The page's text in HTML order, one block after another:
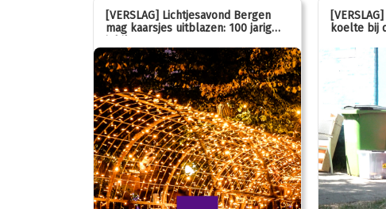
[VERSLAG] Lichtjesavond Bergen
mag kaarsjes uitblazen: 100 jarig
koelte bij